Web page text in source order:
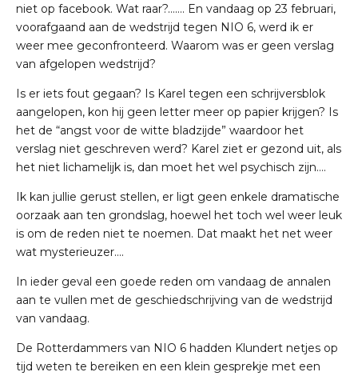
niet op facebook. Wat raar?……. En vandaag op 23 februari,
voorafgaand aan de wedstrijd tegen NIO 6, werd ik er
weer mee geconfronteerd. Waarom was er geen verslag
van afgelopen wedstrijd?
Is er iets fout gegaan? Is Karel tegen een schrijversblok
aangelopen, kon hij geen letter meer op papier krijgen? Is
het de “angst voor de witte bladzijde” waardoor het
verslag niet geschreven werd? Karel ziet er gezond uit, als
het niet lichamelijk is, dan moet het wel psychisch zijn….
Ik kan jullie gerust stellen, er ligt geen enkele dramatische
oorzaak aan ten grondslag, hoewel het toch wel weer leuk
is om de reden niet te noemen. Dat maakt het net weer
wat mysterieuzer….
In ieder geval een goede reden om vandaag de annalen
aan te vullen met de geschiedschrijving van de wedstrijd
van vandaag.
De Rotterdammers van NIO 6 hadden Klundert netjes op
tijd weten te bereiken en een klein gesprekje met een